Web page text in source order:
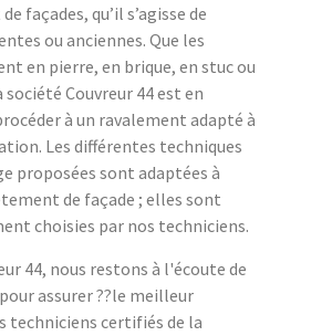
façades, qu’il s’agisse de
ou anciennes. Que les
en pierre, en brique, en stuc ou
Couvreur 44 est en
à un ravalement adapté à
Les différentes techniques
proposées sont adaptées à
de façade ; elles sont
choisies par nos techniciens.
44, nous restons à l'écoute de
assurer ??le meilleur
techniciens certifiés de la